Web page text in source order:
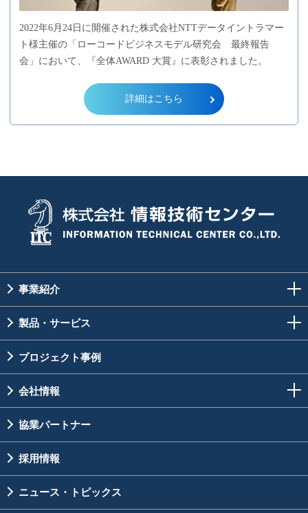
2022年6月24日に開催された株式会社NTTデータイントラマー
ト様主催の「ローコードビジネスモデル研究会 最終報告
会」において、『全体AWARD 大賞』に表彰されました。
詳細はこちら
事業紹介
製品・サービス
プロジェクト事例
会社情報
協業パートナー
採用情報
ニュース・トピックス